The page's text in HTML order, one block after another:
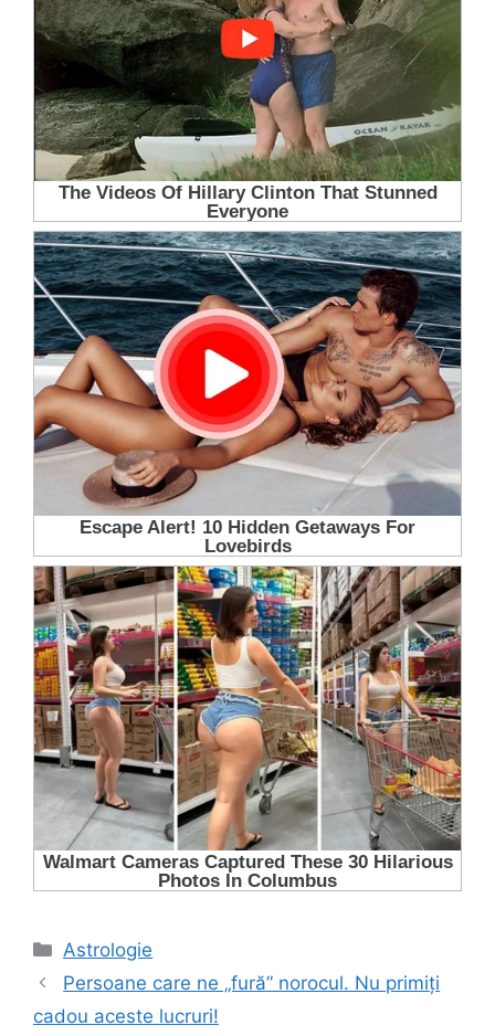
Categorii
Astrologie
Persoane care ne „fură” norocul. Nu primiți
cadou aceste lucruri!